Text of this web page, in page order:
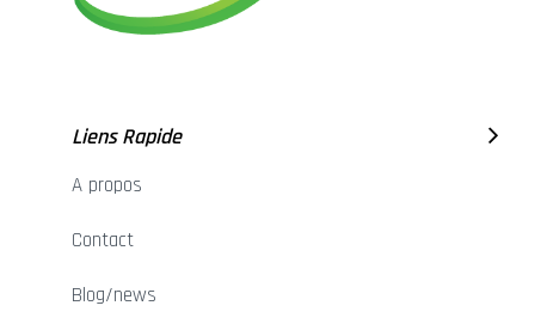
Liens Rapide
A propos
Contact
Blog/news